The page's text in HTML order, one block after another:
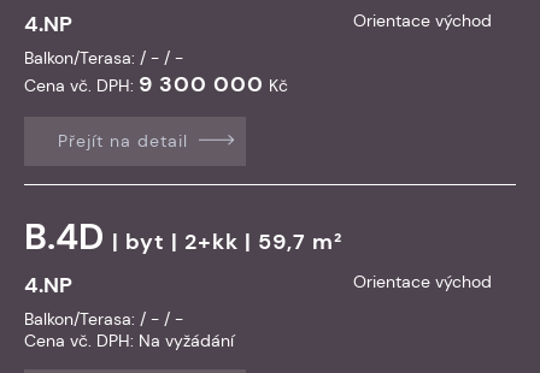
4.NP
Orientace východ
Balkon/Terasa: / - / -
Cena vč. DPH: 9 300 000 Kč
Přejít na detail
B.4D | byt | 2+kk | 59,7 m²
4.NP
Orientace východ
Balkon/Terasa: / - / -
Cena vč. DPH: Na vyžádání